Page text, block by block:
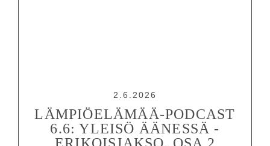
2.6.2026
LÄMPIÖELÄMÄÄ-PODCAST
6.6: YLEISÖ ÄÄNESSÄ -